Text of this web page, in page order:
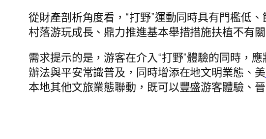
從財產剖析角度看，“打野”運動同時具有門檻低
村落游玩成長、鼎力推進基本舉措措施扶植不有
需求提示的是，游客在介入“打野”體驗的同時，
辦法與平安常識普及，同時增添在地文明業態、美
本地其他文旅業態聯動，既可以豐盛游客體驗、